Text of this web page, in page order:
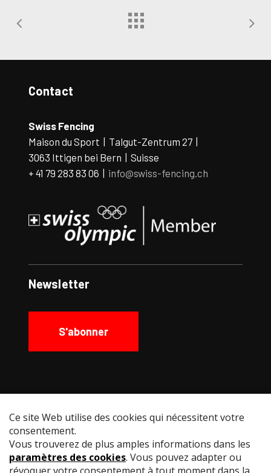
Contact
Swiss Fencing
Maison du Sport | Talgut-Zentrum 27 |
3063 Ittigen bei Bern | Suisse
+ 41 79 283 83 06 | info@swiss-fencing.ch
Newsletter
S'abonner
Instagram
LinkedIn